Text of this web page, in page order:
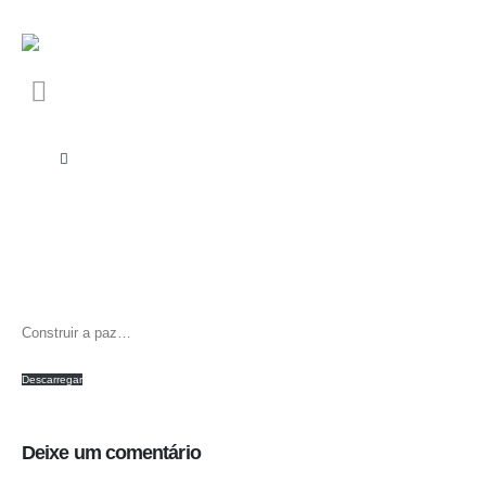
Construir a paz…
Descarregar
Deixe um comentário